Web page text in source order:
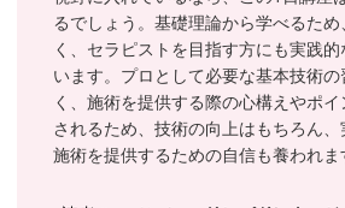
るでしょう。基礎理論から学べるた
く、セラピストを目指す方にも実践
います。プロとして必要な基本技術
く、施術を提供する際の心構えやポ
されるため、技術の向上はもちろん
施術を提供するための自信も養われま